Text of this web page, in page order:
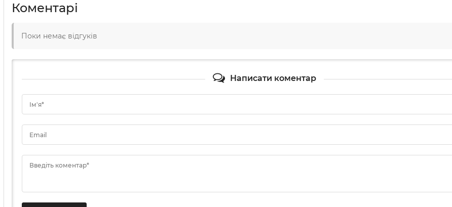
Коментарі
Поки немає відгуків
Написати коментар
Ім'я*
Email
Введіть коментар*